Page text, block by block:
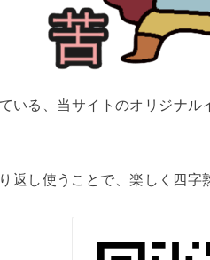
いる、当サイトのオリジナ
返し使うことで、楽しく四字